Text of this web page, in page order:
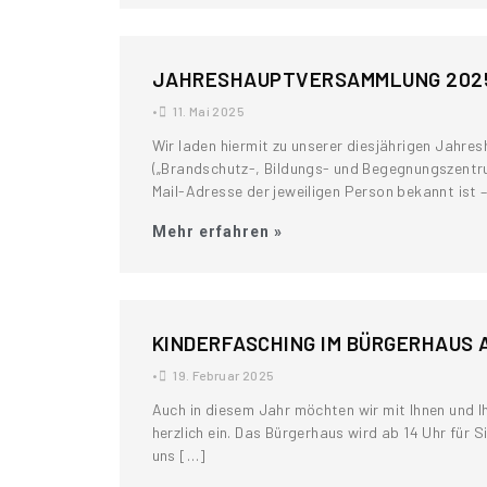
JAHRESHAUPTVERSAMMLUNG
• 11. Mai 2025
Wir laden hiermit zu unserer diesjährigen
(„Brandschutz-, Bildungs- und
Mail-Adresse der jeweiligen Person bekannt
Mehr erfahren »
KINDERFASCHING IM
• 19. Februar 2025
Auch in diesem Jahr möchten wir mit Ihnen und
herzlich ein. Das Bürgerhaus wird ab 14 Uhr
uns […]